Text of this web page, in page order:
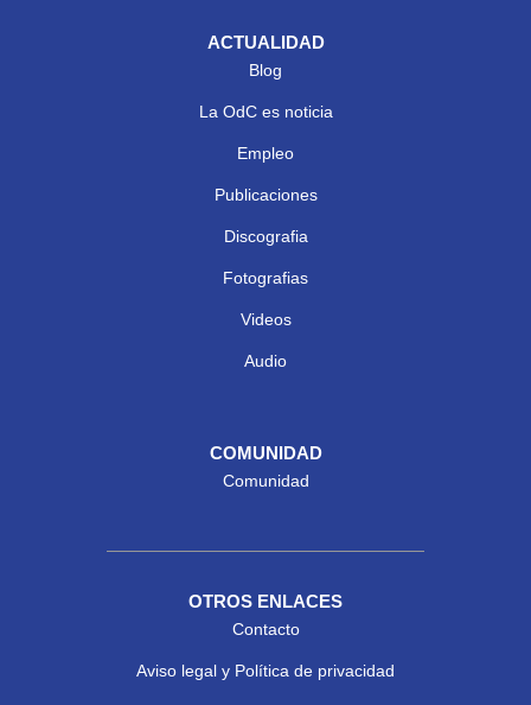
ACTUALIDAD
Blog
La OdC es noticia
Empleo
Publicaciones
Discografia
Fotografias
Videos
Audio
COMUNIDAD
Comunidad
OTROS ENLACES
Contacto
Aviso legal y Política de privacidad